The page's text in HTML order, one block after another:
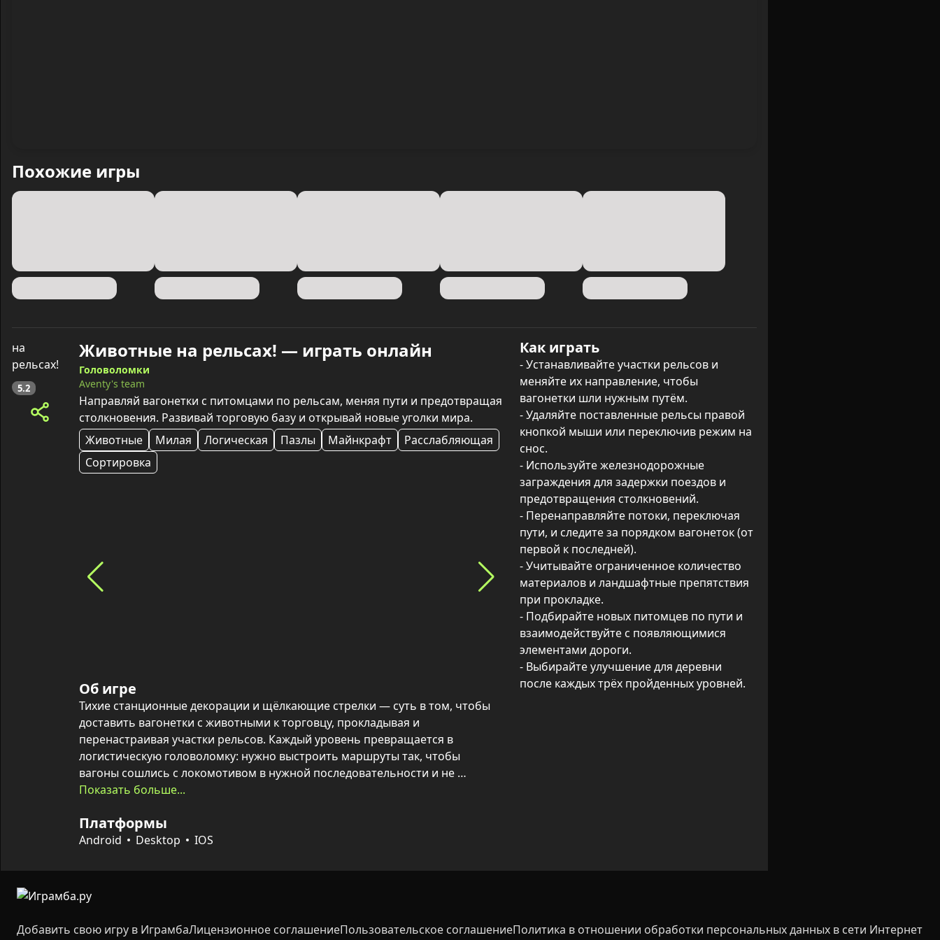
Похожие игры
5.2
Животные на рельсах! — играть онлайн
Головоломки
Aventy's team
Направляй вагонетки с питомцами по рельсам, меняя пути и предотвращая
столкновения. Развивай торговую базу и открывай новые уголки мира.
Животные
Милая Логическая Пазлы Майнкрафт
Расслабляющая
Сортировка
Как играть
- Устанавливайте участки рельсов и
меняйте их направление, чтобы
вагонетки шли нужным путём.
- Удаляйте поставленные рельсы правой
кнопкой мыши или переключив режим на
снос.
- Используйте железнодорожные
заграждения для задержки поездов и
предотвращения столкновений.
- Перенаправляйте потоки, переключая
пути, и следите за порядком вагонеток (от
первой к последней).
- Учитывайте ограниченное количество
материалов и ландшафтные препятствия
при прокладке.
- Подбирайте новых питомцев по пути и
взаимодействуйте с появляющимися
элементами дороги.
- Выбирайте улучшение для деревни
после каждых трёх пройденных уровней.
Об игре
Тихие станционные декорации и щёлкающие стрелки — суть в том, чтобы
доставить вагонетки с животными к торговцу, прокладывая и
перенастраивая участки рельсов. Каждый уровень превращается в
логистическую головоломку: нужно выстроить маршруты так, чтобы
вагоны сошлись с локомотивом в нужной последовательности и не
столкнулись друг с другом.
Ограниченное количество материалов и ландшафтные препятствия
заставляют выбирать оптимальные решения, а заграждения и новые
деревни, что приносит ощутимый прогресс между задачами.
Показать больше...
Платформы
Android Desktop IOS
Добавить свою игру в ИграмбаЛицензионное соглашениеПользовательское соглашениеПолитика в отношении обработки персональных данных в сети Интернет